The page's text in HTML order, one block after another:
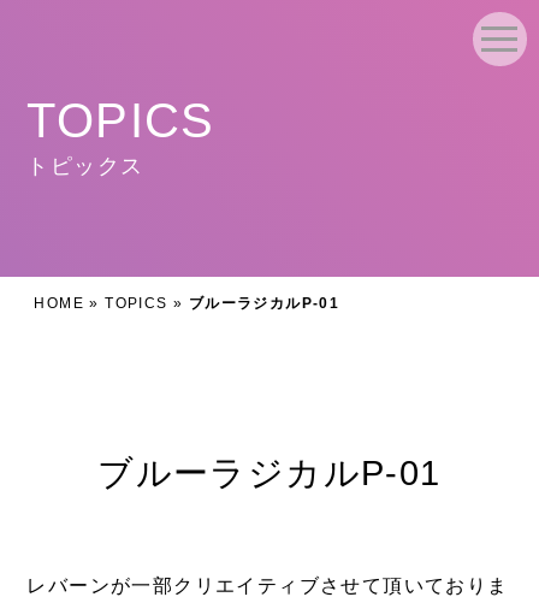
TOPICS
トピックス
HOME »TOPICS » ブルーラジカルP-01
ブルーラジカルP-01
レバーンが一部クリエイティブさせて頂いておりま